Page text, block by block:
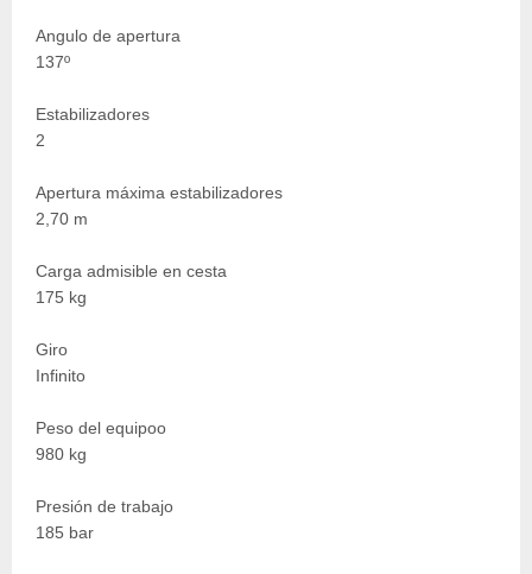
Angulo de apertura
137º
Estabilizadores
2
Apertura máxima estabilizadores
2,70 m
Carga admisible en cesta
175 kg
Giro
Infinito
Peso del equipoo
980 kg
Presión de trabajo
185 bar